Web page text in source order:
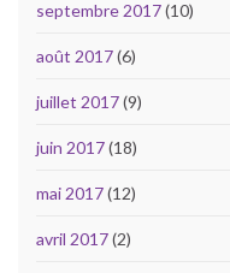
septembre 2017(10)
août 2017(6)
juillet 2017(9)
juin 2017(18)
mai 2017(12)
avril 2017(2)